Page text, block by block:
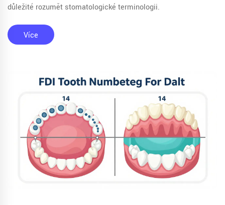
důležité rozumět stomatologické terminologii.
Více